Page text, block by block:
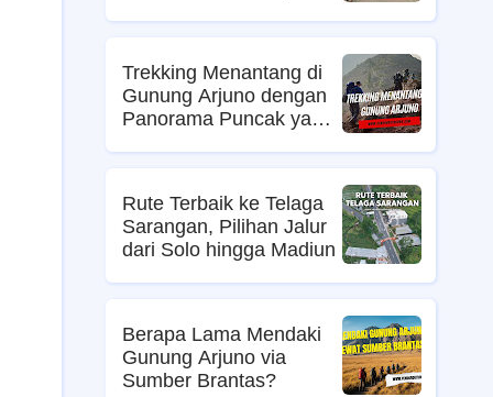
Trekking Menantang di
Gunung Arjuno dengan
Panorama Puncak yang
Rute Terbaik ke Telaga
Sarangan, Pilihan Jalur
dari Solo hingga Madiun
Berapa Lama Mendaki
Gunung Arjuno via
Sumber Brantas?